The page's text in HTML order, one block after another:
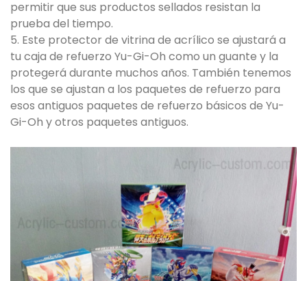
permitir que sus productos sellados resistan la
prueba del tiempo.
5. Este protector de vitrina de acrílico se ajustará a
tu caja de refuerzo Yu-Gi-Oh como un guante y la
protegerá durante muchos años. También tenemos
los que se ajustan a los paquetes de refuerzo para
esos antiguos paquetes de refuerzo básicos de Yu-
Gi-Oh y otros paquetes antiguos.